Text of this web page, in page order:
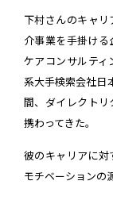
下村さんのキャ
介事業を手掛け
ケアコンサルティ
系大手検索会社日
間、ダイレクト
携わってきた。
彼のキャリアに対
モチベーションの